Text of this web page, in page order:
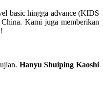
basic hingga advance (KIDS
Kami juga memberikan
Hanyu Shuiping Kaoshi